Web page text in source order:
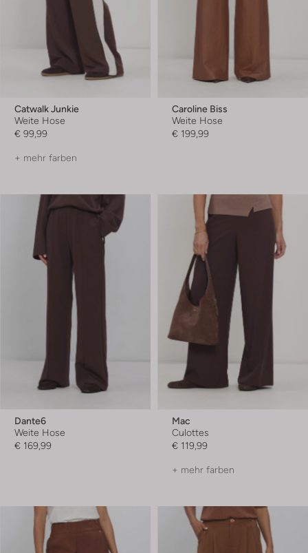
Catwalk Junkie
Weite Hose
€ 99,99
+ mehr farben
Caroline Biss
Weite Hose
€ 199,99
Dante6
Weite Hose
€ 169,99
Mac
Culottes
€ 119,99
+ mehr farben